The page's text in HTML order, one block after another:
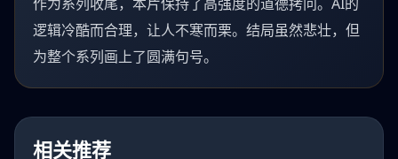
逻辑冷酷而合理，让人不寒而栗。结局虽然悲壮，但
为整个系列画上了圆满句号。
相关推荐